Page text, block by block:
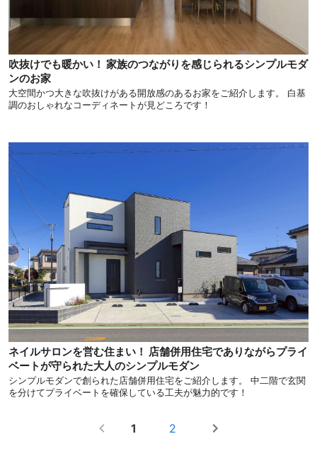
吹抜けでも暖かい！ 家族のつながりを感じられるシンプルモダ
ンのお家
大空間かつ大きな吹抜けがある開放感のあるお家をご紹介します。 白基
調のおしゃれなコーディネートが見どころです！
ネイルサロンを営む住まい！ 店舗併用住宅でありながらプライ
ベートが守られた大人のシンプルモダン
シンプルモダンで創られた店舗併用住宅をご紹介します。 中二階で玄関
を分けてプライベートを確保している工夫が魅力的です！
1 2